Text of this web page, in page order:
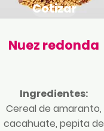
Cotizar
Nuez redonda
Ingredientes:
Cereal de amaranto,
cacahuate, pepita de